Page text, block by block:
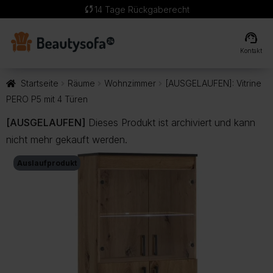
sync 14 Tage Rückgaberecht
support_agent
Kontakt
Startseite Räume Wohnzimmer
[AUSGELAUFEN]: Vitrine
PERO P5 mit 4 Türen
[AUSGELAUFEN] Dieses Produkt ist archiviert und kann
nicht mehr gekauft werden.
Auslaufprodukt